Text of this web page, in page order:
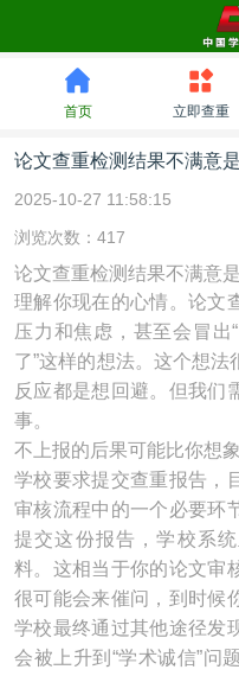
首页 立即查重
论文查重检测结果不满意
2025-10-27 11:58:15
浏览次数：417
论文查重检测结果不满意
理解你现在的心情。论文
压力和焦虑，甚至会冒出
了”这样的想法。这个想
反应都是想回避。但我们
事。
不上报的后果可能比你想
学校要求提交查重报告，
审核流程中的一个必要环
提交这份报告，学校系
料。这相当于你的论文审
很可能会来催问，到时候
学校最终通过其他途径发
会被上升到“学术诚信”问